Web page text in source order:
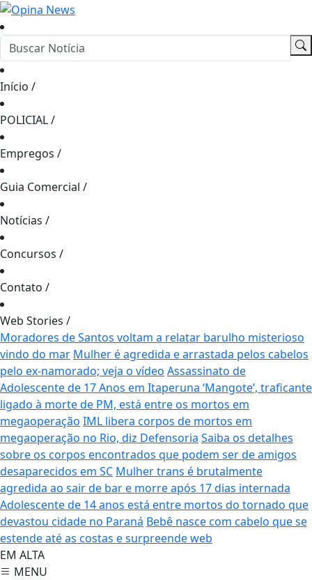
Início /
POLICIAL/
Empregos /
Guia Comercial /
Notícias /
Concursos /
Contato /
Web Stories /
Moradores de Santos voltam a relatar barulho misterioso
vindo do mar Mulher é agredida e arrastada pelos cabelos
pelo ex-namorado; veja o vídeo Assassinato de
Adolescente de 17 Anos em Itaperuna ‘Mangote’, traficante
ligado à morte de PM, está entre os mortos em
megaoperação IML libera corpos de mortos em
megaoperação no Rio, diz Defensoria Saiba os detalhes
sobre os corpos encontrados que podem ser de amigos
desaparecidos em SC Mulher trans é brutalmente
agredida ao sair de bar e morre após 17 dias internada
Adolescente de 14 anos está entre mortos do tornado que
devastou cidade no Paraná Bebê nasce com cabelo que se
estende até as costas e surpreende web
EM ALTA
MENU